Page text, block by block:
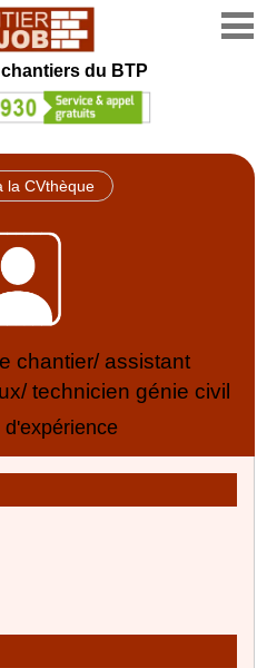
du BTP
la CVthèque
chantier/ assistant
technicien génie civil
d'expérience